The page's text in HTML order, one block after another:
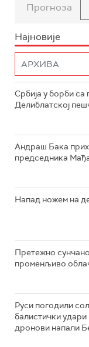
Прогноза
Најновије
Србија у борби са
Делиблатској
Андраш Бака
председника
Напад ножем на
Претежно
променљиво
Руси погодили
балистички
дронови напали